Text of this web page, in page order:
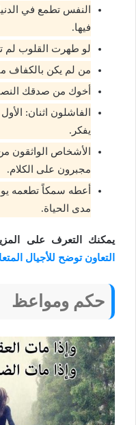
النفس تطمع في
فيها.
لو طهرت القلوب لم
من لم يكن بالكفاف
أخوك من صدقك
الفاشلون اثنان:
يفكر.
الأشخاص الواثقون
مجبرون على الكلام.
أعطه سمكاً تطعمه
مدى الحياة.
يمكنك التعرف على
التعاون توضح للأجيال
حكم ومواعظ